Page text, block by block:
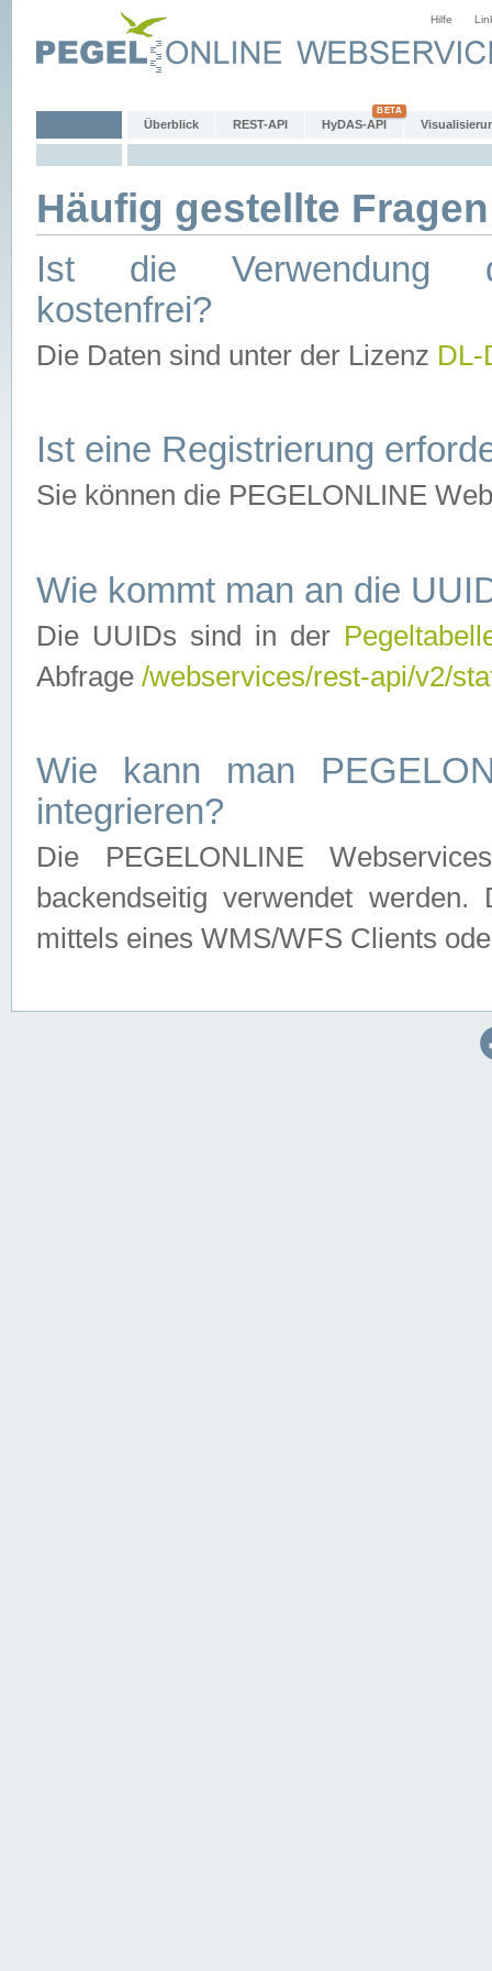
Hilfe
Überblick REST-API HyDAS-API
Häufig gestellte
Ist die Verwendung
kostenfrei?
Die Daten sind unter der Lizenz
Ist eine Registrierung
Sie können die PEGELONLINE
Wie kommt man an die
Die UUIDs sind in der
Abfrage /webservices/rest-api/v2/
Wie kann man
integrieren?
Die PEGELONLINE
backendseitig verwendet
mittels eines WMS/WFS Clients